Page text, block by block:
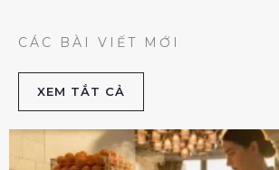
CÁC BÀI VIẾT MỚI
XEM TẮT CẢ